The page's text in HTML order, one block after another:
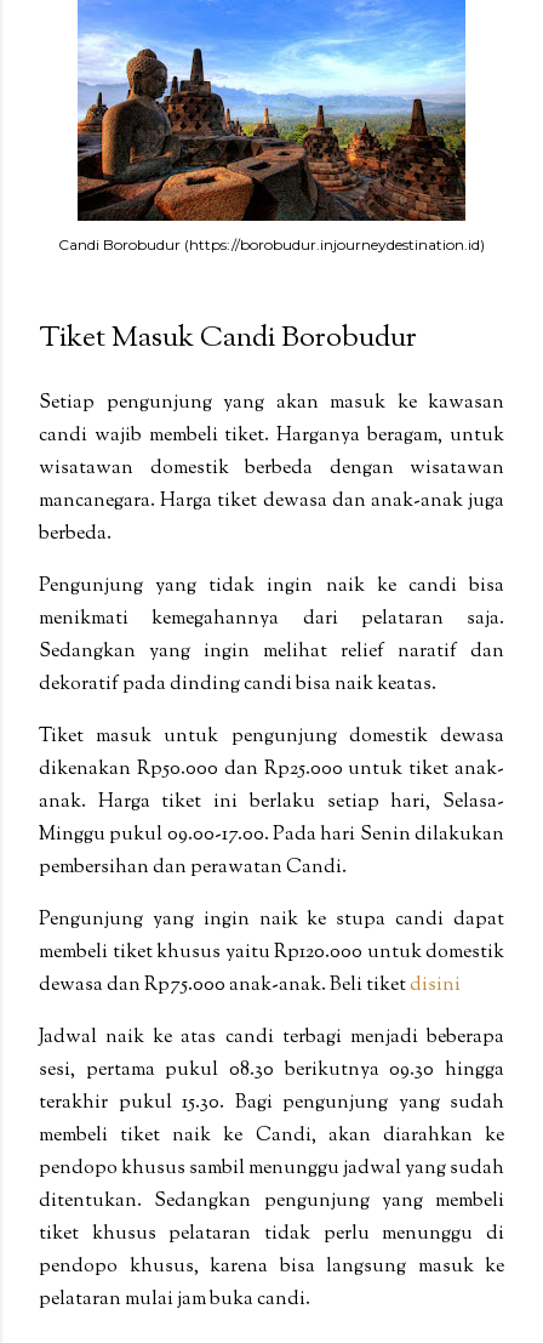
Candi Borobudur (https://borobudur.injourneydestination.id)
Tiket Masuk Candi Borobudur
Setiap pengunjung yang akan masuk ke kawasan
candi wajib membeli tiket. Harganya beragam, untuk
wisatawan domestik berbeda dengan wisatawan
mancanegara. Harga tiket dewasa dan anak-anak juga
berbeda.
Pengunjung yang tidak ingin naik ke candi bisa
menikmati kemegahannya dari pelataran saja.
Sedangkan yang ingin melihat relief naratif dan
dekoratif pada dinding candi bisa naik keatas.
Tiket masuk untuk pengunjung domestik dewasa
dikenakan Rp50.000 dan Rp25.000 untuk tiket anak-
anak. Harga tiket ini berlaku setiap hari, Selasa-
Minggu pukul 09.00-17.00. Pada hari Senin dilakukan
pembersihan dan perawatan Candi.
Pengunjung yang ingin naik ke stupa candi dapat
membeli tiket khusus yaitu Rp120.000 untuk domestik
dewasa dan Rp75.000 anak-anak. Beli tiketdisini
Jadwal naik ke atas candi terbagi menjadi beberapa
sesi, pertama pukul 08.30 berikutnya 09.30 hingga
terakhir pukul 15.30. Bagi pengunjung yang sudah
membeli tiket naik ke Candi, akan diarahkan ke
pendopo khusus sambil menunggu jadwal yang sudah
ditentukan. Sedangkan pengunjung yang membeli
tiket khusus pelataran tidak perlu menunggu di
pendopo khusus, karena bisa langsung masuk ke
pelataran mulai jam buka candi.